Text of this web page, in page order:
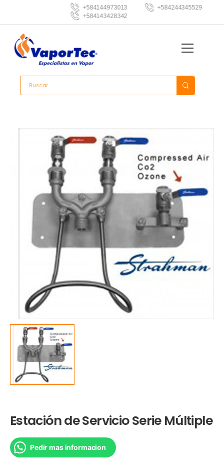
+584144973013
+584244345529
+584143428342
Estación de Servicio Serie Múltiple
Pedir mas informacion